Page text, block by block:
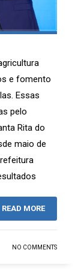
e fomento
Essas
pelo
Rita do
maio de
READ MORE
NO COMMENTS